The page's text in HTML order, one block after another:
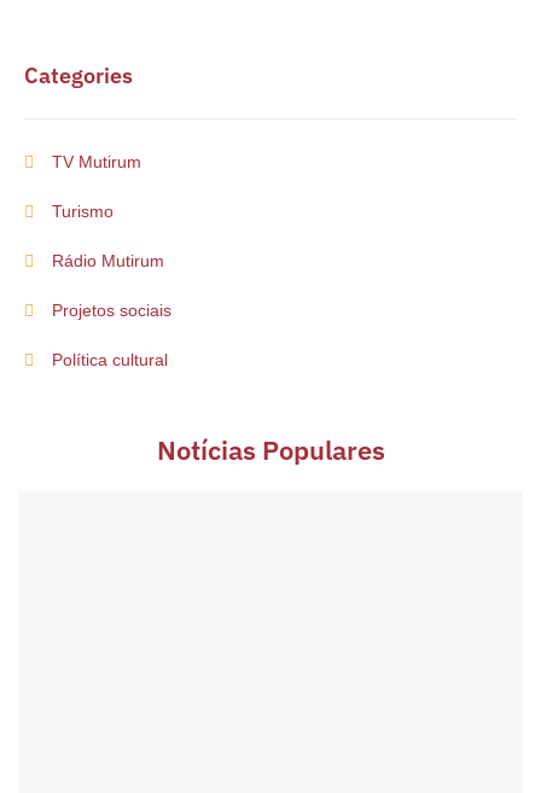
Categories
TV Mutirum
Turismo
Rádio Mutirum
Projetos sociais
Política cultural
Notícias Populares